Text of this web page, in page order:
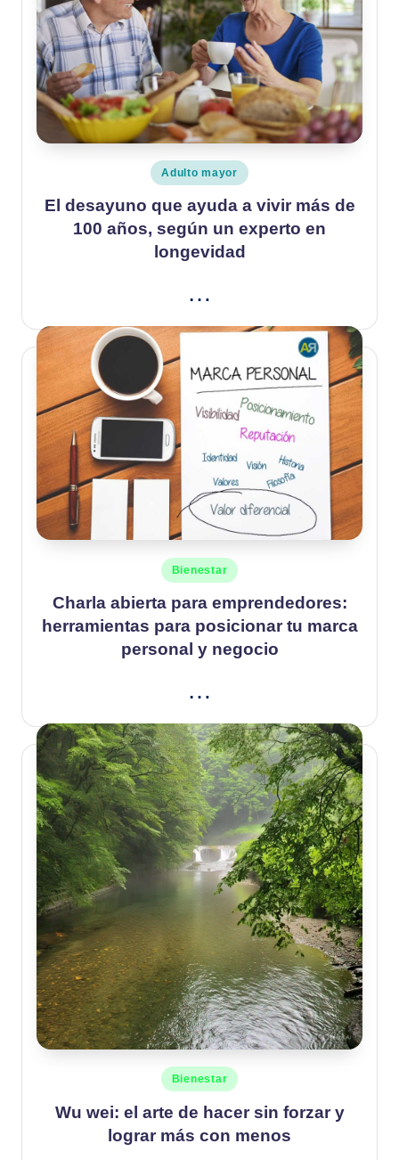
Publicado
en
Adulto mayor
El desayuno que ayuda a vivir más de
100 años, según un experto en
longevidad
…
Publicado
en
Bienestar
Charla abierta para emprendedores:
herramientas para posicionar tu marca
personal y negocio
…
Publicado
en
Bienestar
Wu wei: el arte de hacer sin forzar y
lograr más con menos